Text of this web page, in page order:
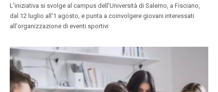
L'iniziativa si svolge al campus dell'Università di Salerno, a Fisciano,
dal 12 luglio all'1 agosto, e punta a coinvolgere giovani interessati
all'organizzazione di eventi sportivi